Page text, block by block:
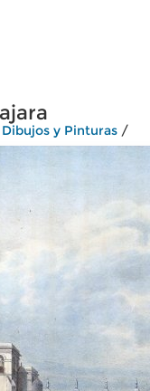
Dibujos y Pinturas /